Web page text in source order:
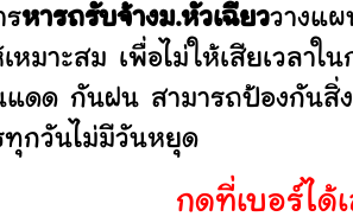
รหารถรับจ้างม.หัวเฉียววางแผ
เหมาะสม เพื่อไม่ให้เสียเวล
ดด กันฝน สามารถป้องกันสิ่
ทุกวันไม่มีวันหยุด
กดที่เบอร์ได้